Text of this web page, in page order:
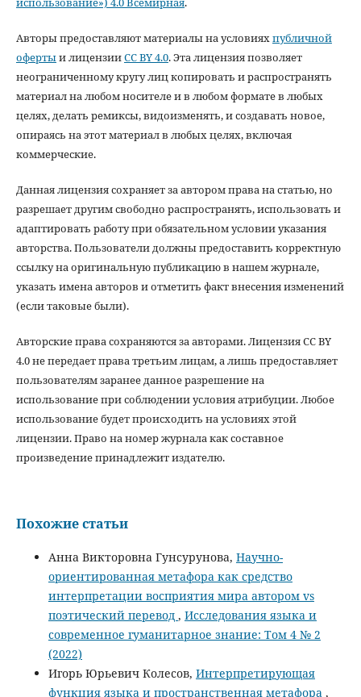
Авторы предоставляют материалы на условияхпубличной
офертыи лицензииCC BY 4.0. Эта лицензия позволяет
неограниченному кругу лиц копировать и распространять
материал на любом носителе и в любом формате в любых
целях, делать ремиксы, видоизменять, и создавать новое,
опираясь на этот материал в любых целях, включая
коммерческие.
Данная лицензия сохраняет за автором права на статью, но
разрешает другим свободно распространять, использовать и
адаптировать работу при обязательном условии указания
авторства. Пользователи должны предоставить корректную
ссылку на оригинальную публикацию в нашем журнале,
указать имена авторов и отметить факт внесения изменений
(если таковые были).
Авторские права сохраняются за авторами. Лицензия CC BY
4.0 не передает права третьим лицам, а лишь предоставляет
пользователям заранее данное разрешение на
использование при соблюдении условия атрибуции. Любое
использование будет происходить на условиях этой
лицензии. Право на номер журнала как составное
произведение принадлежит издателю.
Похожие статьи
Анна Викторовна Гунсурунова, Научно-
ориентированная метафора как средство
интерпретации восприятия мира автором vs
поэтический перевод , Исследования языка и
современное гуманитарное знание: Том 4 № 2
(2022)
Игорь Юрьевич Колесов, Интерпретирующая
функция языка и пространственная метафора ,